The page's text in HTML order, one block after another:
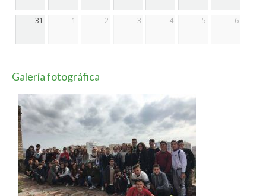
31 1 2 3 4 5 6
Galería fotográfica